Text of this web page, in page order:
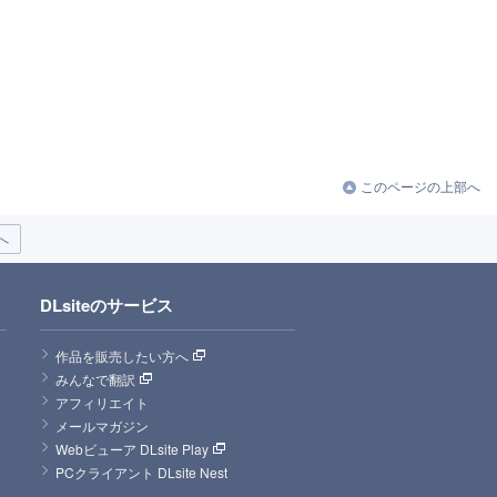
このページの上部へ
DLsiteのサービス
作品を販売したい方へ
みんなで翻訳
アフィリエイト
メールマガジン
Webビューア DLsite Play
PCクライアント DLsite Nest